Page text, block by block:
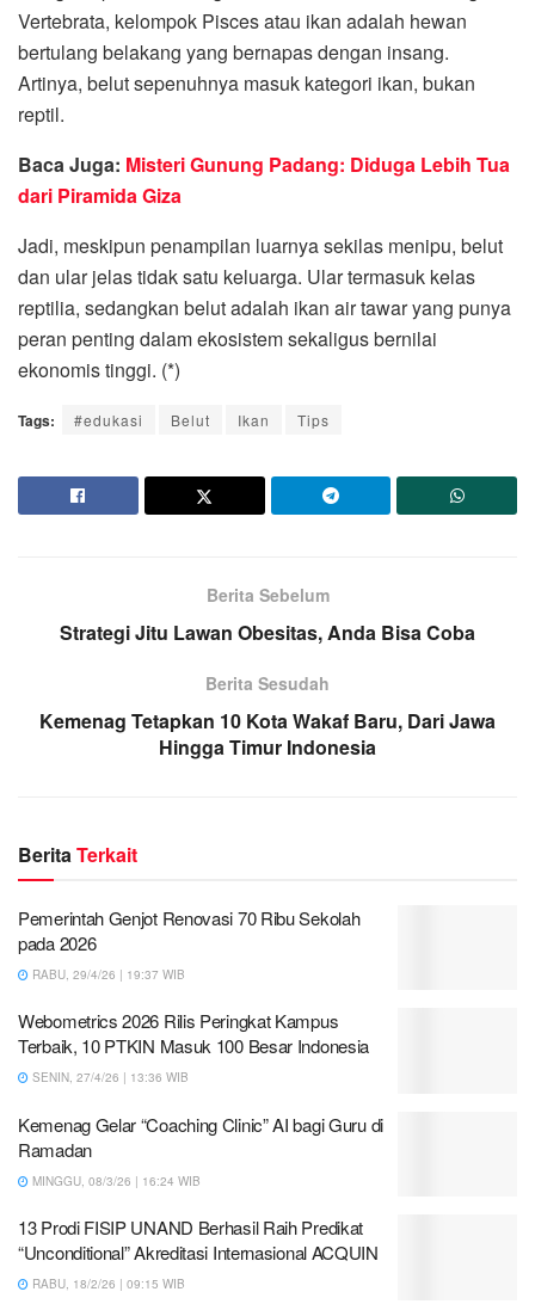
Vertebrata, kelompok Pisces atau ikan adalah hewan
bertulang belakang yang bernapas dengan insang.
Artinya, belut sepenuhnya masuk kategori ikan, bukan
reptil.
Baca Juga: Misteri Gunung Padang: Diduga Lebih Tua
dari Piramida Giza
Jadi, meskipun penampilan luarnya sekilas menipu, belut
dan ular jelas tidak satu keluarga. Ular termasuk kelas
reptilia, sedangkan belut adalah ikan air tawar yang punya
peran penting dalam ekosistem sekaligus bernilai
ekonomis tinggi. (*)
Tags: #edukasi Belut Ikan Tips
Berita Sebelum
Strategi Jitu Lawan Obesitas, Anda Bisa Coba
Berita Sesudah
Kemenag Tetapkan 10 Kota Wakaf Baru, Dari Jawa
Hingga Timur Indonesia
BeritaTerkait
Pemerintah Genjot Renovasi 70 Ribu Sekolah
pada 2026
RABU, 29/4/26 | 19:37 WIB
Webometrics 2026 Rilis Peringkat Kampus
Terbaik, 10 PTKIN Masuk 100 Besar Indonesia
SENIN, 27/4/26 | 13:36 WIB
Kemenag Gelar “Coaching Clinic” AI bagi Guru di
Ramadan
MINGGU, 08/3/26 | 16:24 WIB
13 Prodi FISIP UNAND Berhasil Raih Predikat
“Unconditional” Akreditasi Internasional ACQUIN
RABU, 18/2/26 | 09:15 WIB